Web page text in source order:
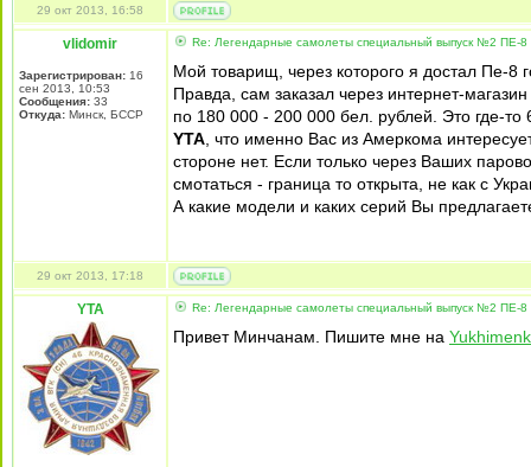
29 окт 2013, 16:58
vlidomir
Зарегистрирован: 16
сен 2013, 10:53
Сообщения: 33
Откуда: Минск, БССР
Re: Легендарные самолеты специальный выпуск №2 ПЕ-
Мой товарищ, через которого я достал Пе-8
Правда, сам заказал через интернет-
по 180 000 - 200 000 бел. рублей. Это где-то
YTA , что именно Вас из Амеркома
стороне нет. Если только через Ваших
смотаться - граница то открыта, не как с
А какие модели и каких серий Вы
29 окт 2013, 17:18
YTA Re: Легендарные самолеты специальный выпуск №2 ПЕ-
Привет Минчанам. Пишите мне на